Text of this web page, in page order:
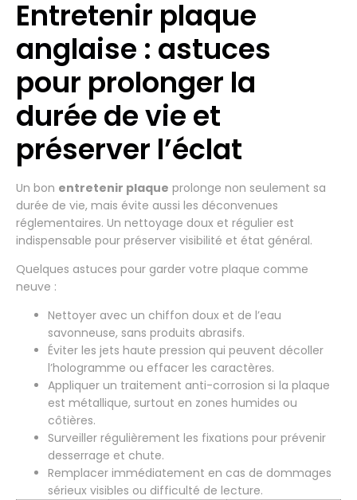
Entretenir plaque
anglaise : astuces
pour prolonger la
durée de vie et
préserver l’éclat
Un bon entretenir plaque prolonge non seulement sa
durée de vie, mais évite aussi les déconvenues
réglementaires. Un nettoyage doux et régulier est
indispensable pour préserver visibilité et état général.
Quelques astuces pour garder votre plaque comme
neuve :
Nettoyer avec un chiffon doux et de l’eau
savonneuse, sans produits abrasifs.
Éviter les jets haute pression qui peuvent décoller
l’hologramme ou effacer les caractères.
Appliquer un traitement anti-corrosion si la plaque
est métallique, surtout en zones humides ou
côtières.
Surveiller régulièrement les fixations pour prévenir
desserrage et chute.
Remplacer immédiatement en cas de dommages
sérieux visibles ou difficulté de lecture.